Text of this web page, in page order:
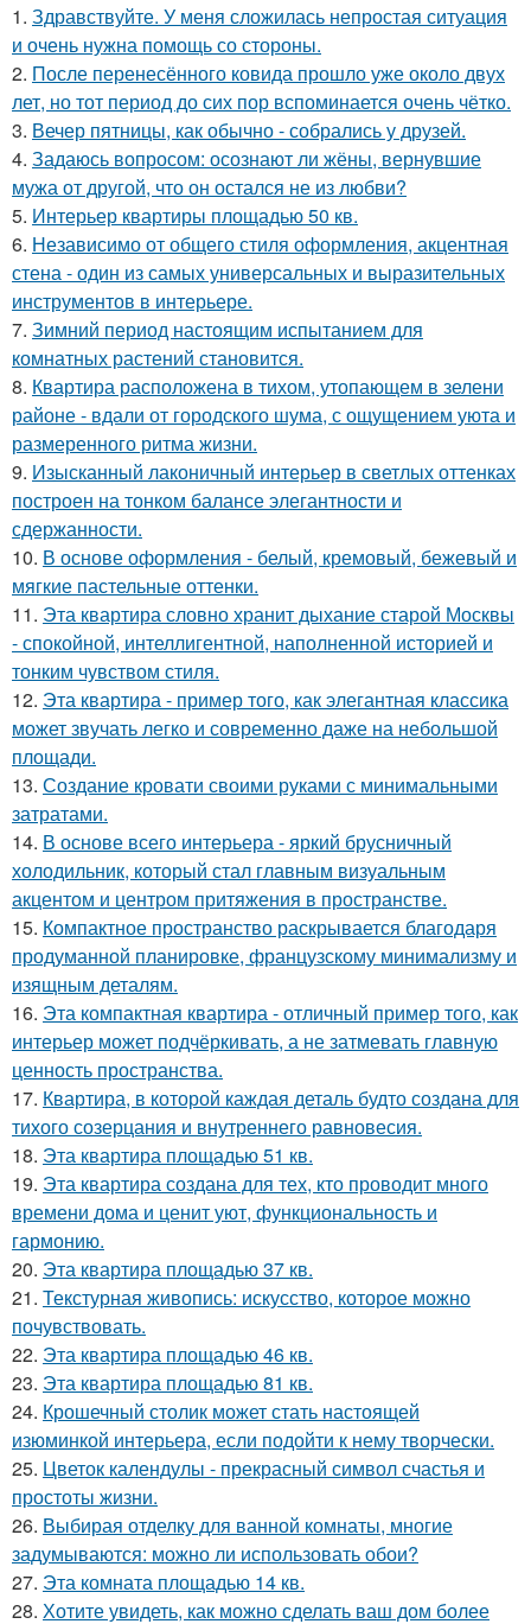
1. Здравствуйте. У меня сложилась непростая ситуация
и очень нужна помощь со стороны.
2. После перенесённого ковида прошло уже около двух
лет, но тот период до сих пор вспоминается очень чётко.
3. Вечер пятницы, как обычно - собрались у друзей.
4. Задаюсь вопросом: осознают ли жёны, вернувшие
мужа от другой, что он остался не из любви?
5. Интерьер квартиры площадью 50 кв.
6. Независимо от общего стиля оформления, акцентная
стена - один из самых универсальных и выразительных
инструментов в интерьере.
7. Зимний период настоящим испытанием для
комнатных растений становится.
8. Квартира расположена в тихом, утопающем в зелени
районе - вдали от городского шума, с ощущением уюта и
размеренного ритма жизни.
9. Изысканный лаконичный интерьер в светлых оттенках
построен на тонком балансе элегантности и
сдержанности.
10. В основе оформления - белый, кремовый, бежевый и
мягкие пастельные оттенки.
11. Эта квартира словно хранит дыхание старой Москвы
- спокойной, интеллигентной, наполненной историей и
тонким чувством стиля.
12. Эта квартира - пример того, как элегантная классика
может звучать легко и современно даже на небольшой
площади.
13. Создание кровати своими руками с минимальными
затратами.
14. В основе всего интерьера - яркий брусничный
холодильник, который стал главным визуальным
акцентом и центром притяжения в пространстве.
15. Компактное пространство раскрывается благодаря
продуманной планировке, французскому минимализму и
изящным деталям.
16. Эта компактная квартира - отличный пример того, как
интерьер может подчёркивать, а не затмевать главную
ценность пространства.
17. Квартира, в которой каждая деталь будто создана для
тихого созерцания и внутреннего равновесия.
18. Эта квартира площадью 51 кв.
19. Эта квартира создана для тех, кто проводит много
времени дома и ценит уют, функциональность и
гармонию.
20. Эта квартира площадью 37 кв.
21. Текстурная живопись: искусство, которое можно
почувствовать.
22. Эта квартира площадью 46 кв.
23. Эта квартира площадью 81 кв.
24. Крошечный столик может стать настоящей
изюминкой интерьера, если подойти к нему творчески.
25. Цветок календулы - прекрасный символ счастья и
простоты жизни.
26. Выбирая отделку для ванной комнаты, многие
задумываются: можно ли использовать обои?
27. Эта комната площадью 14 кв.
28. Хотите увидеть, как можно сделать ваш дом более